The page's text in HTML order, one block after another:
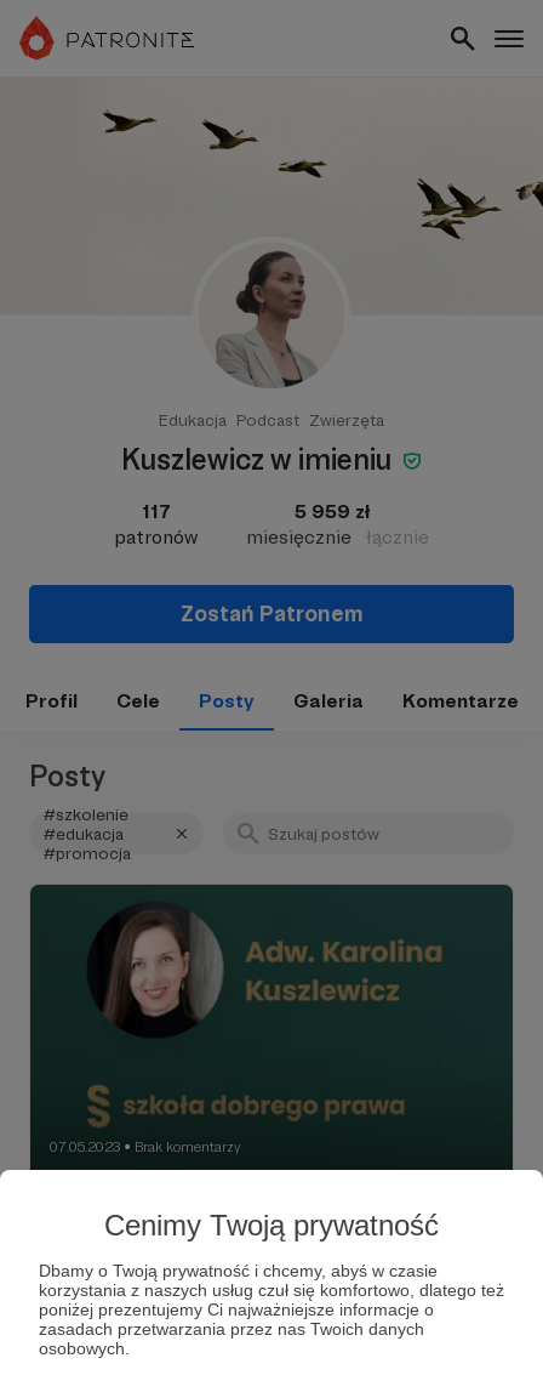
Cenimy Twoją prywatność
Dbamy o Twoją prywatność i chcemy, abyś w czasie
korzystania z naszych usług czuł się komfortowo, dlatego też
poniżej prezentujemy Ci najważniejsze informacje o
zasadach przetwarzania przez nas Twoich danych
osobowych.
Edukacja Podcast Zwierzęta
Kuszlewicz w imieniu
117
patronów
5 959 zł
miesięcznie
łącznie
Zostań Patronem
Profil Cele Posty Galeria Komentarze
Posty
#szkolenie
#edukacja
#promocja
07.05.2023 ● Brak komentarzy
Dobrego Prawa"
"Prawna ochrona zwierząt" organizowane przez Szkołę
Dobrego Prawa. Ustaliłam, że dla moich matronek i
patronów będzie zniżka, więc jeśli macie w sobie chęć
uczestnictwa, koniecznie dajcie znać :)
#szkolenie #edukacja #promocja